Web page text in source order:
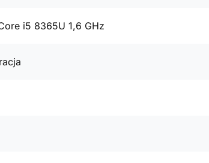
i5 8365U 1,6 GHz